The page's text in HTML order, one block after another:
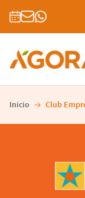
Inicio Club